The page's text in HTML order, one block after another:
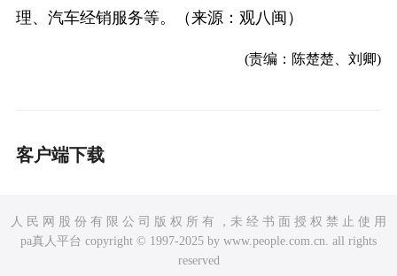
理、汽车经销服务等。（来源：观八闽）
(责编：陈楚楚、刘卿)
客户端下载
人 民 网 股 份 有 限 公 司 版 权 所 有 ，未 经 书 面 授 权 禁 止 使 用
pa真人平台 copyright © 1997-2025 by www.people.com.cn. all rights
reserved